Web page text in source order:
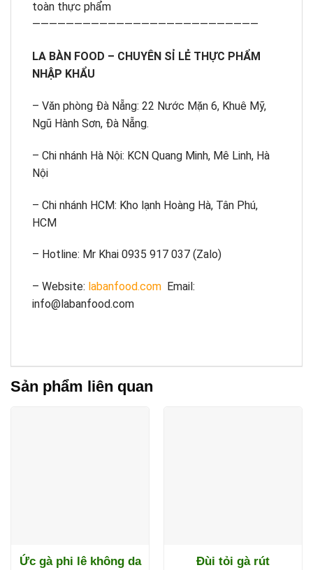
toàn thực phẩm
———————————————————————————
LA BÀN FOOD – CHUYÊN SỈ LẺ THỰC PHẨM
NHẬP KHẨU
– Văn phòng Đà Nẵng: 22 Nước Mặn 6, Khuê Mỹ,
Ngũ Hành Sơn, Đà Nẵng.
– Chi nhánh Hà Nội: KCN Quang Minh, Mê Linh, Hà
Nội
– Chi nhánh HCM: Kho lạnh Hoàng Hà, Tân Phú,
HCM
– Hotline: Mr Khai 0935 917 037 (Zalo)
– Website: labanfood.com Email:
info@labanfood.com
Sản phẩm liên quan
Ức gà phi lê không da
Đùi tỏi gà rút